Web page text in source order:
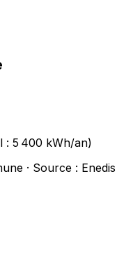
: 5 400 kWh/an)
· Source : Enedis